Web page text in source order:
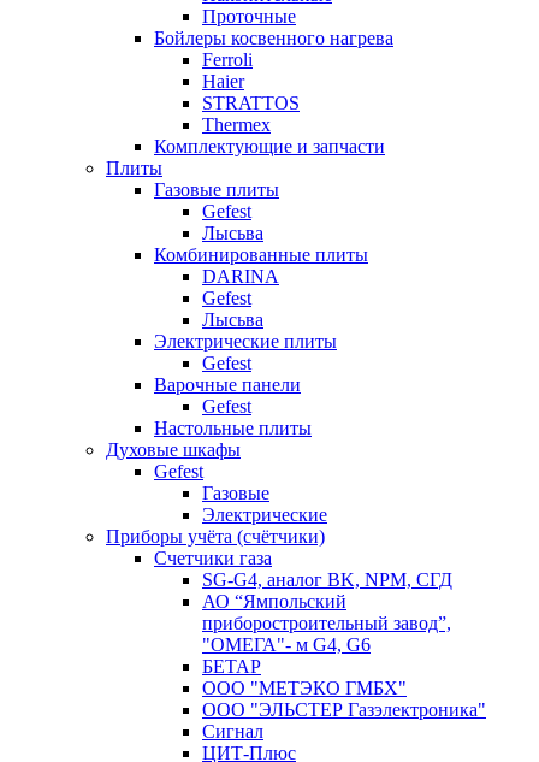
Проточные
Бойлеры косвенного нагрева
Ferroli
Haier
STRATTOS
Thermex
Комплектующие и запчасти
Плиты
Газовые плиты
Gefest
Лысьва
Комбинированные плиты
DARINA
Gefest
Лысьва
Электрические плиты
Gefest
Варочные панели
Gefest
Настольные плиты
Духовые шкафы
Gefest
Газовые
Электрические
Приборы учёта (счётчики)
Счетчики газа
SG-G4, аналог BK, NPM, СГД
АО “Ямпольский
приборостроительный завод”,
"ОМЕГА"- м G4, G6
БЕТАР
ООО "МЕТЭКО ГМБХ"
ООО "ЭЛЬСТЕР Газэлектроника"
Сигнал
ЦИТ-Плюс